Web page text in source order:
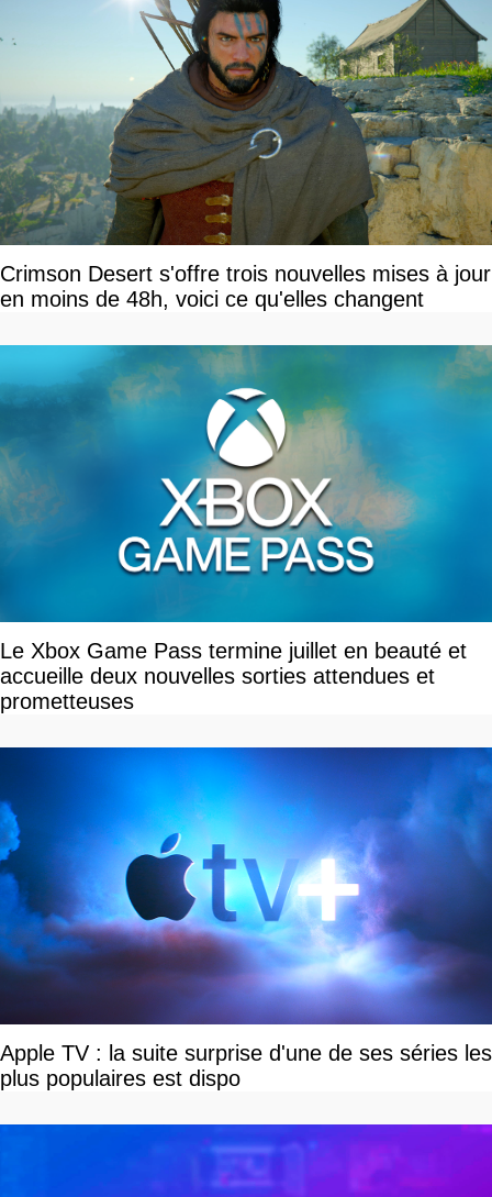
Crimson Desert s'offre trois nouvelles mises à jour
en moins de 48h, voici ce qu'elles changent
Le Xbox Game Pass termine juillet en beauté et
accueille deux nouvelles sorties attendues et
prometteuses
Apple TV : la suite surprise d'une de ses séries les
plus populaires est dispo